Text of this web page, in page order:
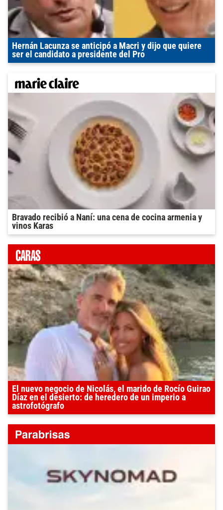
Hernán Lacunza se anticipó a Macri y dijo que quiere
ser el candidato a presidente del Pro
Bravado recibió a Naní: una cena de cocina armenia y
vinos Karas
El nuevo negocio de Nicolás, el marido de Rocío Guirao
Díaz en el desierto: de heredero de un imperio a
astrofotógrafo